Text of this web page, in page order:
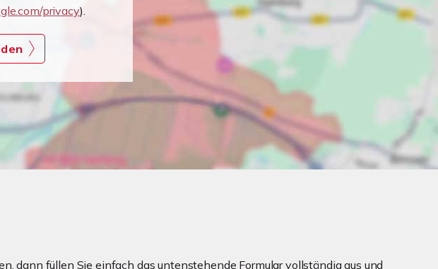
privacy).
dann füllen Sie einfach das untenstehende Formular vollständig aus und